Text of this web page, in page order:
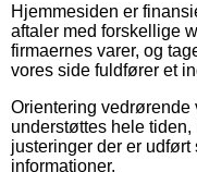
Hjemmesiden er
aftaler med forskellige
firmaernes varer, og
vores side fuldfører et
Orientering vedrørende
understøttes hele
justeringer der er
informationer.